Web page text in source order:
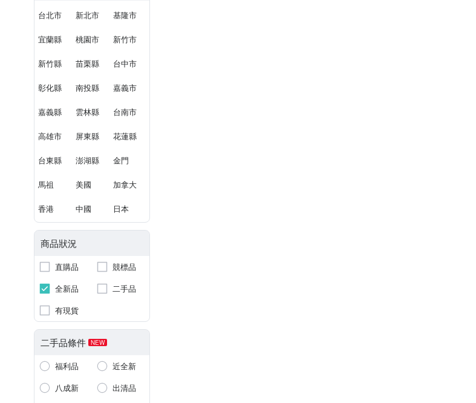
台北市 新北市 基隆市
宜蘭縣 桃園市 新竹市
新竹縣 苗栗縣 台中市
彰化縣 南投縣 嘉義市
嘉義縣 雲林縣 台南市
高雄市 屏東縣 花蓮縣
台東縣 澎湖縣 金門
馬祖 美國 加拿大
香港 中國 日本
商品狀況
直購品
競標品
全新品
二手品
有現貨
二手品條件 NEW
福利品
近全新
八成新
出清品